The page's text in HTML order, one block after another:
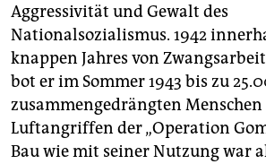
Aggressivität und Gewalt des
Nationalsozialismus. 1942
knappen Jahres von
bot er im Sommer 1943 bis zu
zusammengedrängten Menschen
Luftangriffen der „Operation
Bau wie mit seiner Nutzung war